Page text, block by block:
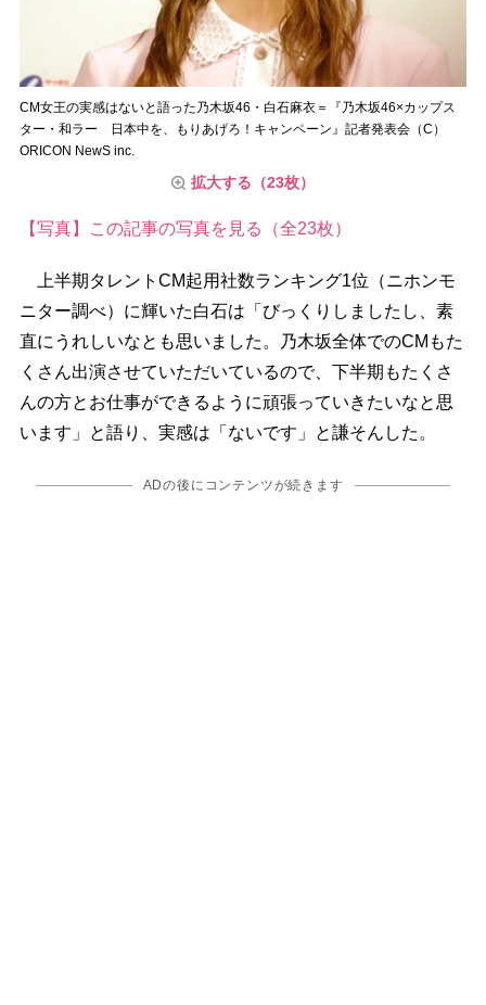
CM女王の実感はないと語った乃木坂46・白石麻衣＝『乃木坂46×カップス
ター・和ラー 日本中を、もりあげろ！キャンペーン』記者発表会（C）
ORICON NewS inc.
拡大する（23枚）
【写真】この記事の写真を見る（全23枚）
上半期タレントCM起用社数ランキング1位（ニホンモ
ニター調べ）に輝いた白石は「びっくりしましたし、素
直にうれしいなとも思いました。乃木坂全体でのCMもた
くさん出演させていただいているので、下半期もたくさ
んの方とお仕事ができるように頑張っていきたいなと思
います」と語り、実感は「ないです」と謙そんした。
ADの後にコンテンツが続きます